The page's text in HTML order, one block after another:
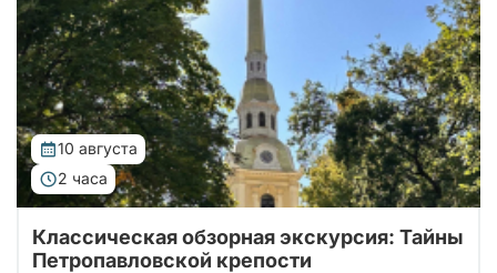
10 августа
2 часа
Классическая обзорная экскурсия: Тайны
Петропавловской крепости